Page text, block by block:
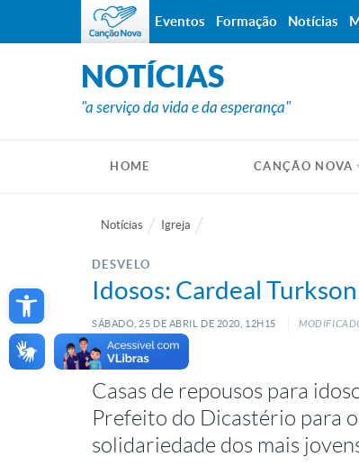
Open toolbar
NOTÍCIAS
"a serviço da vida e da esperança"
HOME CANÇÃO NOVA
Notícias Igreja
DESVELO
Idosos: Cardeal
SÁBADO, 25 DE ABRIL DE 2020, 12H15
Casas de repousos para
Prefeito do Dicastério para
solidariedade dos mais
Eventos Formação Notícias